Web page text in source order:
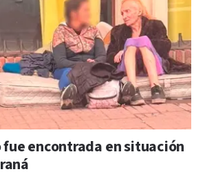
encontrada en situación